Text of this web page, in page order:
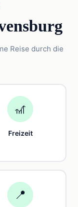
Reise durch die
🎢
Freizeit
📍